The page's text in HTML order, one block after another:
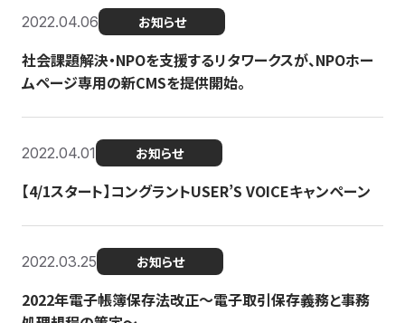
2022.04.06 お知らせ
社会課題解決・NPOを支援するリタワークスが、NPOホー
ムページ専用の新CMSを提供開始。
2022.04.01 お知らせ
【4/1スタート】コングラントUSER’S VOICEキャンペーン
2022.03.25 お知らせ
2022年電子帳簿保存法改正～電子取引保存義務と事務